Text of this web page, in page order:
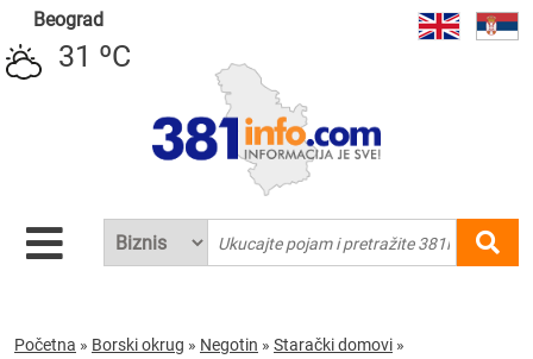
Beograd
31 ºC
Početna » Borski okrug » Negotin » Starački domovi »